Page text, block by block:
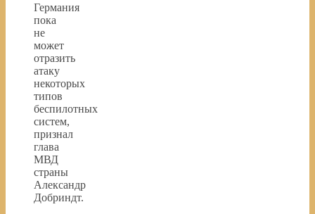
Германия
пока
не
может
отразить
атаку
некоторых
типов
беспилотных
систем,
признал
глава
МВД
страны
Александр
Добриндт.